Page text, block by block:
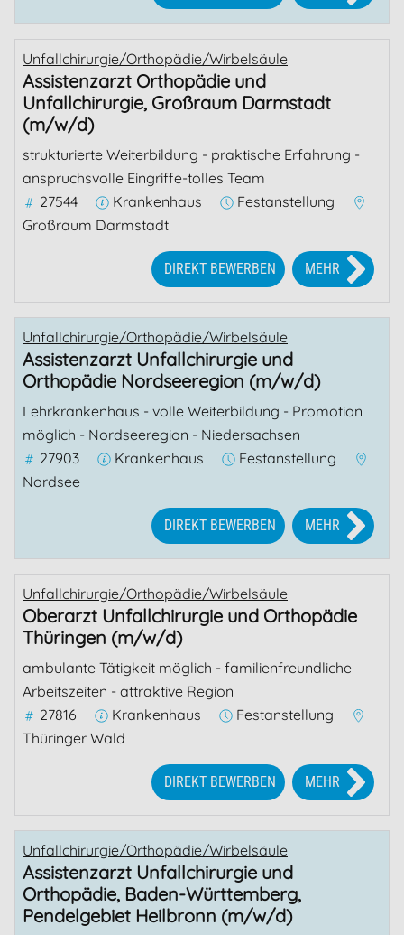
Unfallchirurgie/Orthopädie/Wirbelsäule
Assistenzarzt Orthopädie und
Unfallchirurgie, Großraum Darmstadt
(m/w/d)
strukturierte Weiterbildung - praktische Erfahrung -
anspruchsvolle Eingriffe-tolles Team
27544
Krankenhaus
Festanstellung
Großraum Darmstadt
MEHR
DIREKT BEWERBEN
Unfallchirurgie/Orthopädie/Wirbelsäule
Assistenzarzt Unfallchirurgie und
Orthopädie Nordseeregion (m/w/d)
Lehrkrankenhaus - volle Weiterbildung - Promotion
möglich - Nordseeregion - Niedersachsen
27903
Krankenhaus
Festanstellung
Nordsee
MEHR
DIREKT BEWERBEN
Unfallchirurgie/Orthopädie/Wirbelsäule
Oberarzt Unfallchirurgie und Orthopädie
Thüringen (m/w/d)
ambulante Tätigkeit möglich - familienfreundliche
Arbeitszeiten - attraktive Region
27816
Krankenhaus
Festanstellung
Thüringer Wald
MEHR
DIREKT BEWERBEN
Unfallchirurgie/Orthopädie/Wirbelsäule
Assistenzarzt Unfallchirurgie und
Orthopädie, Baden-Württemberg,
Pendelgebiet Heilbronn (m/w/d)